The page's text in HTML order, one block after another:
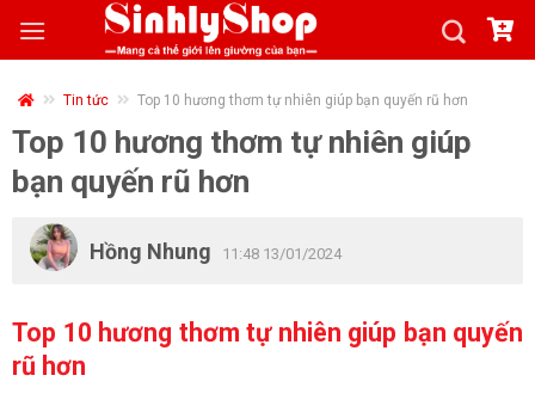
Tin tức Top 10 hương thơm tự nhiên giúp bạn quyến rũ hơn
Top 10 hương thơm tự nhiên giúp
bạn quyến rũ hơn
Hồng Nhung 11:48 13/01/2024
Top 10 hương thơm tự nhiên giúp bạn quyến
rũ hơn